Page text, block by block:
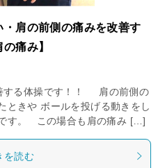
肩の前側の痛みを改善す
痛み】
する体操です！！ 肩の前側の
ときや ボールを投げる動きをし
す。 この場合も肩の痛み […]
を読む